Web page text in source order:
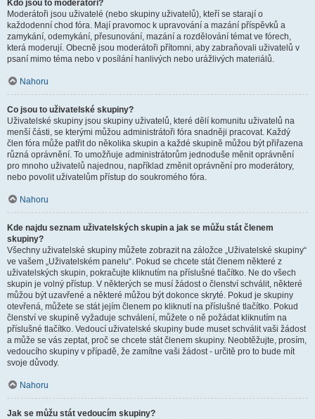
Kdo jsou to moderátoři?
Moderátoři jsou uživatelé (nebo skupiny uživatelů), kteří se starají o
každodenní chod fóra. Mají pravomoc k upravování a mazání příspěvků a
zamykání, odemykání, přesunování, mazání a rozdělování témat ve fórech,
která moderují. Obecně jsou moderátoři přítomni, aby zabraňovali uživatelů v
psaní mimo téma nebo v posílání hanlivých nebo urážlivých materiálů.
Nahoru
Co jsou to uživatelské skupiny?
Uživatelské skupiny jsou skupiny uživatelů, které dělí komunitu uživatelů na
menší části, se kterými můžou administrátoři fóra snadněji pracovat. Každý
člen fóra může patřit do několika skupin a každé skupině můžou být přiřazena
různá oprávnění. To umožňuje administrátorům jednoduše měnit oprávnění
pro mnoho uživatelů najednou, například změnit oprávnění pro moderátory,
nebo povolit uživatelům přístup do soukromého fóra.
Nahoru
Kde najdu seznam uživatelských skupin a jak se můžu stát členem
skupiny?
Všechny uživatelské skupiny můžete zobrazit na záložce „Uživatelské skupiny“
ve vašem „Uživatelském panelu“. Pokud se chcete stát členem některé z
uživatelských skupin, pokračujte kliknutím na příslušné tlačítko. Ne do všech
skupin je volný přístup. V některých se musí žádost o členství schválit, některé
můžou být uzavřené a některé můžou být dokonce skryté. Pokud je skupiny
otevřená, můžete se stát jejím členem po kliknutí na příslušné tlačítko. Pokud
členství ve skupině vyžaduje schválení, můžete o ně požádat kliknutím na
příslušné tlačítko. Vedoucí uživatelské skupiny bude muset schválit vaši žádost
a může se vás zeptat, proč se chcete stát členem skupiny. Neobtěžujte, prosím,
vedoucího skupiny v případě, že zamítne vaši žádost - určitě pro to bude mít
svoje důvody.
Nahoru
Jak se můžu stát vedoucím skupiny?